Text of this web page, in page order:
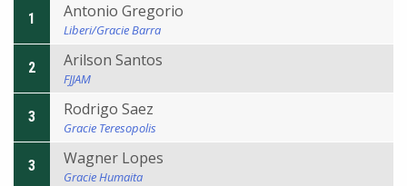
1 Antonio Gregorio
Liberi/Gracie Barra
2 Arilson Santos
FJJAM
3 Rodrigo Saez
Gracie Teresopolis
3 Wagner Lopes
Gracie Humaita